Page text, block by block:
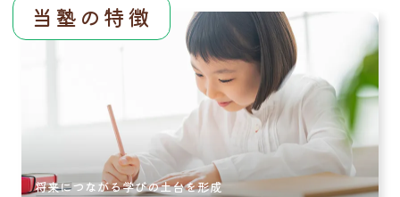
当塾の特徴
将来につながる学びの土台を形成